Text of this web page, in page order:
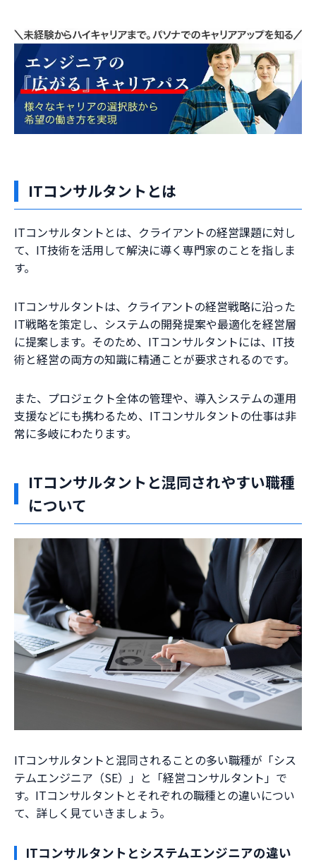
ITコンサルタントとは
ITコンサルタントとは、クライアントの経営課題に対し
て、IT技術を活用して解決に導く専門家のことを指しま
す。
ITコンサルタントは、クライアントの経営戦略に沿った
IT戦略を策定し、システムの開発提案や最適化を経営層
に提案します。そのため、ITコンサルタントには、IT技
術と経営の両方の知識に精通ことが要求されるのです。
また、プロジェクト全体の管理や、導入システムの運用
支援などにも携わるため、ITコンサルタントの仕事は非
常に多岐にわたります。
ITコンサルタントと混同されやすい職種
について
ITコンサルタントと混同されることの多い職種が「シス
テムエンジニア（SE）」と「経営コンサルタント」で
す。ITコンサルタントとそれぞれの職種との違いについ
て、詳しく見ていきましょう。
ITコンサルタントとシステムエンジニアの違い